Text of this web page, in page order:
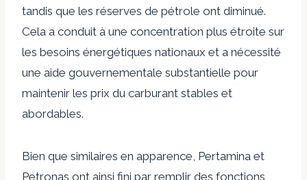
tandis que les réserves de pétrole ont diminué.
Cela a conduit à une concentration plus étroite sur
les besoins énergétiques nationaux et a nécessité
une aide gouvernementale substantielle pour
maintenir les prix du carburant stables et
abordables.
Bien que similaires en apparence, Pertamina et
Petronas ont ainsi fini par remplir des fonctions